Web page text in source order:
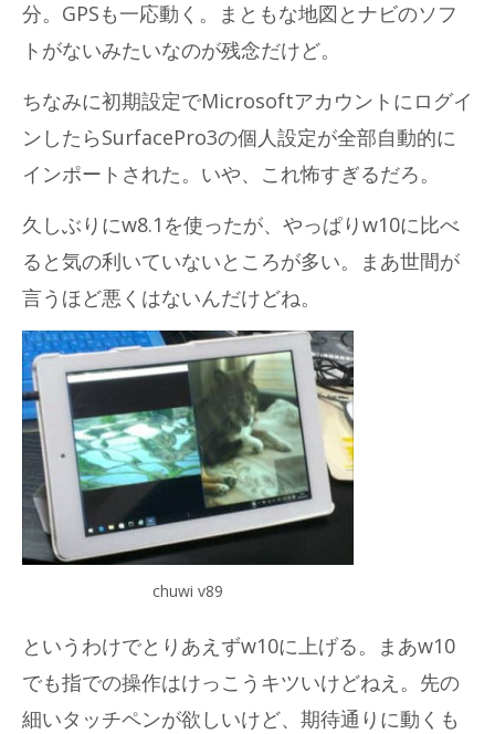
分。GPSも一応動く。まともな地図とナビのソフ
トがないみたいなのが残念だけど。
ちなみに初期設定でMicrosoftアカウントにログイ
ンしたらSurfacePro3の個人設定が全部自動的に
インポートされた。いや、これ怖すぎるだろ。
久しぶりにw8.1を使ったが、やっぱりw10に比べ
ると気の利いていないところが多い。まあ世間が
言うほど悪くはないんだけどね。
chuwi v89
というわけでとりあえずw10に上げる。まあw10
でも指での操作はけっこうキツいけどねえ。先の
細いタッチペンが欲しいけど、期待通りに動くも